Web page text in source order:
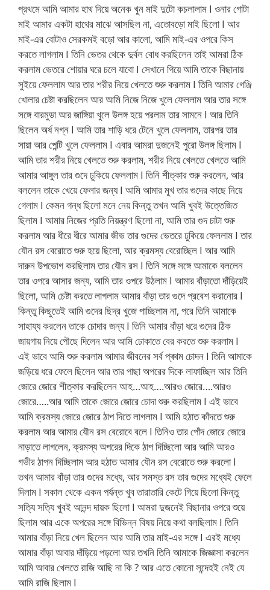
প্রথমে আমি আমার হাথ দিয়ে অনেক খুন মাই দুটো কচলালাম I ওনার গোটা
মাই আমার একটা হাথের মাঝে আসছিল না, এতোবড়ো মাই ছিলো I আর
মাই-এর বোটাও সেরকমই বড়ো আর কালো, আমি মাই-এর ওপরে কিস
করতে লাগলাম I তিনি ভেতর থেকে দুর্বল বোধ করছিলেন তাই আমরা ঠিক
করলাম ভেতরে শোয়ার ঘরে চলে যাবো I সেখানে গিয়ে আমি তাকে বিছানায়
সুইয়ে ফেললাম আর তার শরীর নিয়ে খেলতে শুরু করলাম I তিনি আমার গেঞ্জি
খোলার চেষ্টা করছিলেন আর আমি নিজে নিজে খুলে ফেললাম আর তার সঙ্গে
সঙ্গে বারমুডা আর জাঙ্গিয়া খুলে উলঙ্গ হয়ে পরলাম তার সামনে I আর তিনি
ছিলেন অর্ধ নগ্ন I আমি তার শাড়ি ধরে টেনে খুলে ফেললাম, তারপর তার
সায়া আর পেন্টি খুলে ফেললাম I এবার আমরা দুজনেই পুরো উলঙ্গ ছিলাম I
আমি তার শরীর নিয়ে খেলতে শুরু করলাম, শরীর নিয়ে খেলতে খেলতে আমি
আমার আঙ্গুল তার গুদে ঢুকিয়ে ফেললাম I তিনি শীত্কার শুরু করলেন, আর
বললেন তাকে খেয়ে ফেলার জন্য I আমি আমার মুখ তার গুদের কাছে নিয়ে
গেলাম I কেমন গন্ধ ছিলো মনে নেয় কিন্তু তখন আমি খুবই উত্তেজিত
ছিলাম I আমার নিজের প্রতি নিয়ন্ত্রণ ছিলো না, আমি তার গুদ চাটা শুরু
করলাম আর ধীরে ধীরে আমার জীভ তার গুদের ভেতরে ঢুকিয়ে ফেললাম I তার
যৌন রস বেরোতে শুরু হয়ে ছিলো, আর ক্রমস্য বেরোচ্ছিল I আর আমি
দারুন উপভোগ করছিলাম তার যৌন রস I তিনি সঙ্গে সঙ্গে আমাকে বললেন
তার ওপরে আসার জন্য, আমি তার ওপরে উঠলাম I আমার বাঁড়াতো দাঁড়িয়েই
ছিলো, আমি চেষ্টা করতে লাগলাম আমার বাঁড়া তার গুদে প্রবেশ করানোর I
কিন্তু কিছুতেই আমি গুদের ছিদ্র খুজে পাচ্ছিলাম না, পরে তিনি আমাকে
সাহায্য করলেন তাকে চোদার জন্য I তিনি আমার বাঁড়া ধরে গুদের ঠিক
জায়গায় নিয়ে পৌছে দিলেন আর আমি ঢোকাতে বের করতে শুরু করলাম I
এই ভাবে আমি শুরু করলাম আমার জীবনের সর্ব প্ৰথম চোদন I তিনি আমাকে
জড়িয়ে ধরে ফেলে ছিলেন আর তার পাছা অপরের দিকে লাফাচ্ছিল আর তিনি
জোরে জোরে শীত্কার করছিলেন আহ…আহ….আরও জোরে….আরও
জোরে…..আর আমি তাকে জোরে জোরে চোদা শুরু করছিলাম I এই ভাবে
আমি ক্রমস্য জোরে জোরে ঠাপ দিতে লাগলাম I আমি হঠাত কাঁদতে শুরু
করলাম আর আমার যৌন রস বেরোবে বলে I তিনিও তার পোঁদ জোরে জোরে
নাড়াতে লাগলেন, ক্রমস্য অপরের দিকে ঠাপ দিচ্ছিলো আর আমি আরও
গভীর ঠাপন দিচ্ছিলাম আর হঠাত আমার যৌন রস বেরোতে শুরু করলো I
তখন আমার বাঁড়া তার গুদের মধ্যে, আর সমস্ত রস তার গুদের মধ্যেই ফেলে
দিলাম I সকাল থেকে একন পর্যন্ত খুব তারাতারি কেটে গিয়ে ছিলো কিন্তু
সত্যি সত্যি খুবই আনন্দ দায়ক ছিলো I আমরা দুজনেই বিছানার ওপরে শুয়ে
ছিলাম আর একে অপরের সঙ্গে বিভিন্ন বিষয় নিয়ে কথা বলছিলাম I তিনি
আমার বাঁড়া নিয়ে খেল ছিলেন আর আমি তার মাই-এর সঙ্গে I এরই মধ্যে
আমার বাঁড়া আবার দাঁড়িয়ে পড়লো আর তখনি তিনি আমাকে জিজ্ঞাসা করলেন
আমি আবার খেলতে রাজি আছি না কি ? আর এতে কোনো সন্দেহই নেই যে
আমি রাজি ছিলাম I